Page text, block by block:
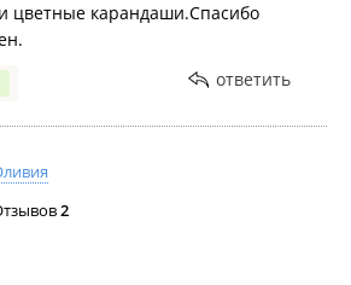
цветные карандаши.Спасибо
ответить
2